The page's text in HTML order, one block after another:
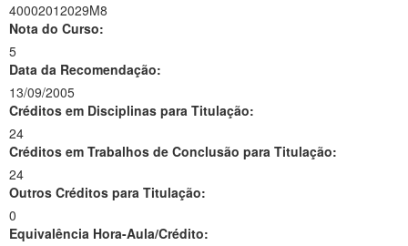
40002012029M8
Nota do Curso:
5
Data da Recomendação:
13/09/2005
Créditos em Disciplinas para Titulação:
24
Créditos em Trabalhos de Conclusão para Titulação:
24
Outros Créditos para Titulação:
0
Equivalência Hora-Aula/Crédito: